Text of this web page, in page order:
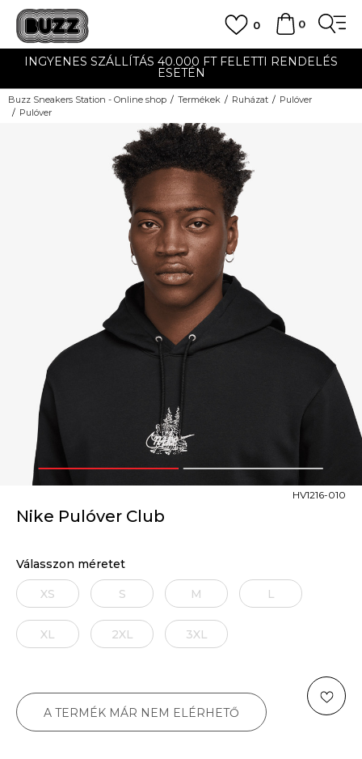
0
0
INGYENES SZÁLLÍTÁS 40.000 FT FELETTI RENDELÉS
ESETÉN
Buzz Sneakers Station - Online shop Termékek Ruházat
Pulóver
Pulóver
1 2
Nike Pulóver Club
HV1216-010
Válasszon méretet
XS S M L
XL 2XL 3XL
A TERMÉK MÁR NEM ELÉRHETŐ